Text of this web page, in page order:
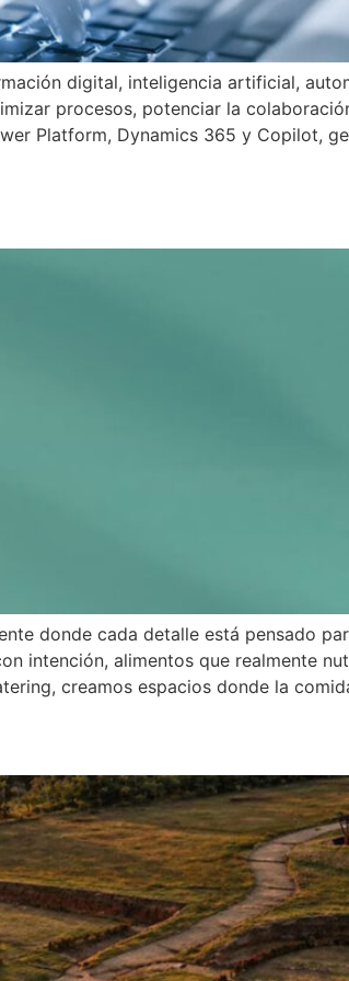
digital, inteligencia artificial,
procesos, potenciar la
Platform, Dynamics 365 y Copilot,
donde cada detalle está pensado
intención, alimentos que realmente
creamos espacios donde la